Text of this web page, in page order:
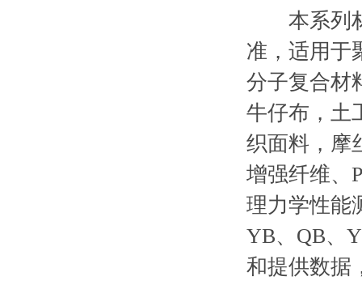
本系列材
准，适用于
分子复合材
牛仔布，土
织面料，摩
增强纤维、
理力学性能
YB、QB、
和提供数据